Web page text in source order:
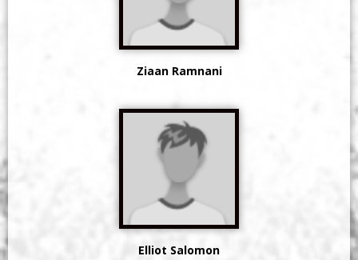
Ziaan Ramnani
Elliot Salomon